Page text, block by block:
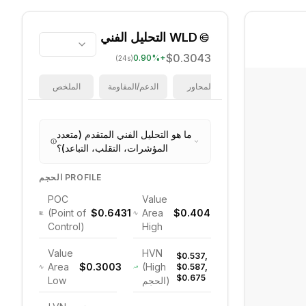
WLDالتحليل الفني
$0.3043
+
0.90%
(24s)
الملخص الدعم/المقاومة المحاور
ما هو التحليل الفني المتقدم (متعدد
المؤشرات، التقلب، التباعد)؟
الحجم PROFILE
POC
(Point of
Control)
$0.6431
Value
Area
High
$0.4040
Value
Area
Low
$0.3003
HVN
(High
الحجم)
$0.537,
$0.587,
$0.675